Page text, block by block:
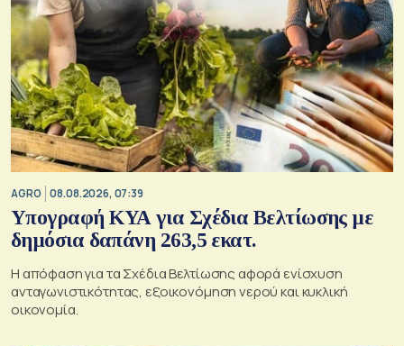
AGRO 08.08.2026, 07:39
Υπογραφή ΚΥΑ για Σχέδια Βελτίωσης με
δημόσια δαπάνη 263,5 εκατ.
Η απόφαση για τα Σχέδια Βελτίωσης αφορά ενίσχυση
ανταγωνιστικότητας, εξοικονόμηση νερού και κυκλική
οικονομία.